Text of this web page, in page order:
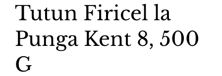
Tutun Firicel la
Punga Kent 8, 500
G